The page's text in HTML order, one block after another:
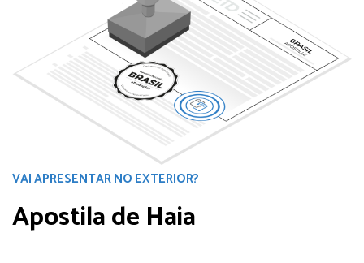
VAI APRESENTAR NO EXTERIOR?
Apostila de Haia